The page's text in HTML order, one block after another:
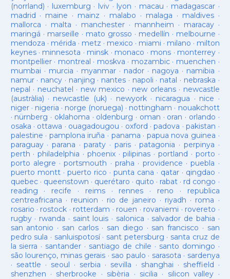
(norrland) · luxemburg · lviv · lyon · macau · madagascar·
madrid · maine · mainz · malabo · malaga · maldives·
mallorca · malta · manchester· mannheim · maracay·
maringá · marseille · mato grosso · medellín · melbourne ·
mendoza · mérida · metz · mexico · miami · milano · milton
keynes· minnesota · minsk · monaco · mons · monterrey ·
montpellier· montreal · moskva · mozambic· muenchen ·
mumbai · murcia · myanmar· nador · nagoya · namibia ·
namur· nancy · nanjing · nantes · napoli · natal · nebraska ·
nepal · neuchatel · new mexico · new orleans· newcastle
(austràlia) · newcastle (uk) · newyork· nicaragua · nice ·
niger· nigeria · norge (noruega) · nottingham · nouakchott
· nürnberg · oklahoma · oldenburg · oman · oran · orlando ·
osaka · ottawa · ouagadougou · oxford ·padova ·pakistan ·
palestine · pamplona iruña · panama · papua nova guinea ·
paraguay· parana ·paraty · paris·patagonia · perpinya ·
perth ·philadelphia · phoenix·pilipinas ·portland · porto ·
porto alegre ·portsmouth ·praha · providence ·puebla ·
puerto montt· puerto rico ·punta cana · qatar · qingdao ·
quebec· queenstown · querétaro · quito · rabat · rd congo ·
reading · recife · reims· rennes · reno · republica
centreafricana · reunion · rio de janeiro · riyadh · roma ·
rosario · rostock · rotterdam · rouen · rovaniemi · rovereto ·
rugby· rwanda · saint louis · salonica · salvador de bahia ·
san antonio · san carlos· san diego · san francisco · san
pedro sula · sanluispotosí· sant petersburg · santa cruz de
la sierra · santander · santiago de chile · santo domingo ·
são lourenço, minas gerais · sao paulo · sarasota · sardenya
· seattle · seoul · serbia · sevilla · shanghai · sheffield ·
shenzhen · sherbrooke · sibèria · sicilia · silicon valley ·